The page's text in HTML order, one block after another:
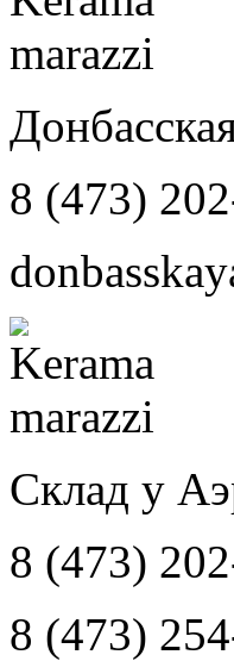
8 (473)
Склад у
8 (473)
8 (473)